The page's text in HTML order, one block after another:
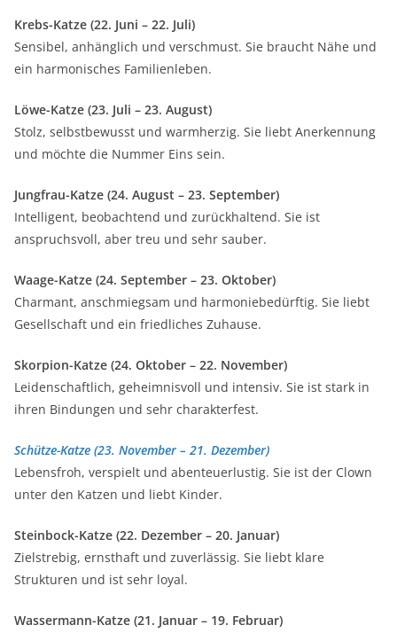
Krebs-Katze (22. Juni – 22. Juli)
Sensibel, anhänglich und verschmust. Sie braucht Nähe und
ein harmonisches Familienleben.
Löwe-Katze (23. Juli – 23. August)
Stolz, selbstbewusst und warmherzig. Sie liebt Anerkennung
und möchte die Nummer Eins sein.
Jungfrau-Katze (24. August – 23. September)
Intelligent, beobachtend und zurückhaltend. Sie ist
anspruchsvoll, aber treu und sehr sauber.
Waage-Katze (24. September – 23. Oktober)
Charmant, anschmiegsam und harmoniebedürftig. Sie liebt
Gesellschaft und ein friedliches Zuhause.
Skorpion-Katze (24. Oktober – 22. November)
Leidenschaftlich, geheimnisvoll und intensiv. Sie ist stark in
ihren Bindungen und sehr charakterfest.
Schütze-Katze (23. November – 21. Dezember)
Lebensfroh, verspielt und abenteuerlustig. Sie ist der Clown
unter den Katzen und liebt Kinder.
Steinbock-Katze (22. Dezember – 20. Januar)
Zielstrebig, ernsthaft und zuverlässig. Sie liebt klare
Strukturen und ist sehr loyal.
Wassermann-Katze (21. Januar – 19. Februar)